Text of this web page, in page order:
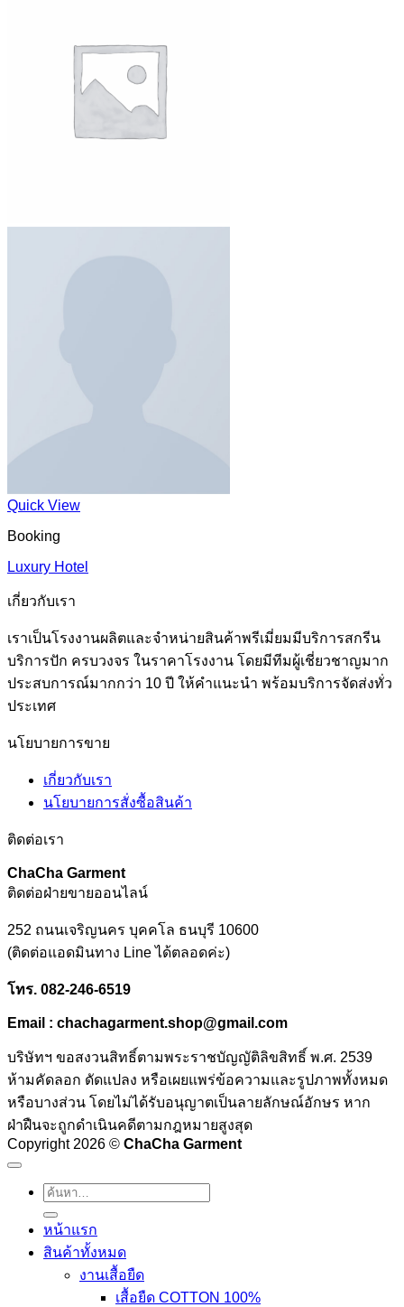
Quick View
Booking
Luxury Hotel
เกี่ยวกับเรา
เราเป็นโรงงานผลิตและจำหน่ายสินค้าพรีเมี่ยมมีบริการสกรีน
บริการปัก ครบวงจร ในราคาโรงงาน โดยมีทีมผู้เชี่ยวชาญมาก
ประสบการณ์มากกว่า 10 ปี ให้คำแนะนำ พร้อมบริการจัดส่งทั่ว
ประเทศ
นโยบายการขาย
เกี่ยวกับเรา
นโยบายการสั่งซื้อสินค้า
ติดต่อเรา
ChaCha Garment
ติดต่อฝ่ายขายออนไลน์
252 ถนนเจริญนคร บุคคโล ธนบุรี 10600
(ติดต่อแอดมินทาง Line ได้ตลอดค่ะ)
โทร. 082-246-6519
Email : chachagarment.shop@gmail.com
บริษัทฯ ขอสงวนสิทธิ์ตามพระราชบัญญัติลิขสิทธิ์ พ.ศ. 2539
ห้ามคัดลอก ดัดแปลง หรือเผยแพร่ข้อความและรูปภาพทั้งหมด
หรือบางส่วน โดยไม่ได้รับอนุญาตเป็นลายลักษณ์อักษร หาก
ฝ่าฝืนจะถูกดำเนินคดีตามกฎหมายสูงสุด
Copyright 2026 © ChaCha Garment
ค้นหา:
หน้าแรก
สินค้าทั้งหมด
งานเสื้อยืด
เสื้อยืด COTTON 100%